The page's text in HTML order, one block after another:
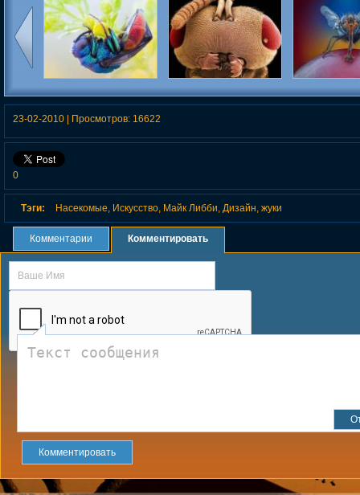
Фотографии насекомых и
членистоногих крупным
Насекомые под
микроскопом
23-02-2010 Просмотров: 16622
0
Тэги: Насекомые, Искусство, Майк Либби, Дизайн, жуки
Комментарии Комментировать
Комментировать